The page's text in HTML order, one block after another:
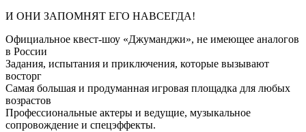
И ОНИ ЗАПОМНЯТ ЕГО НАВСЕГДА!
Официальное квест-шоу «Джуманджи», не имеющее аналогов
в России
Задания, испытания и приключения, которые вызывают
восторг
Самая большая и продуманная игровая площадка для любых
возрастов
Профессиональные актеры и ведущие, музыкальное
сопровождение и спецэффекты.